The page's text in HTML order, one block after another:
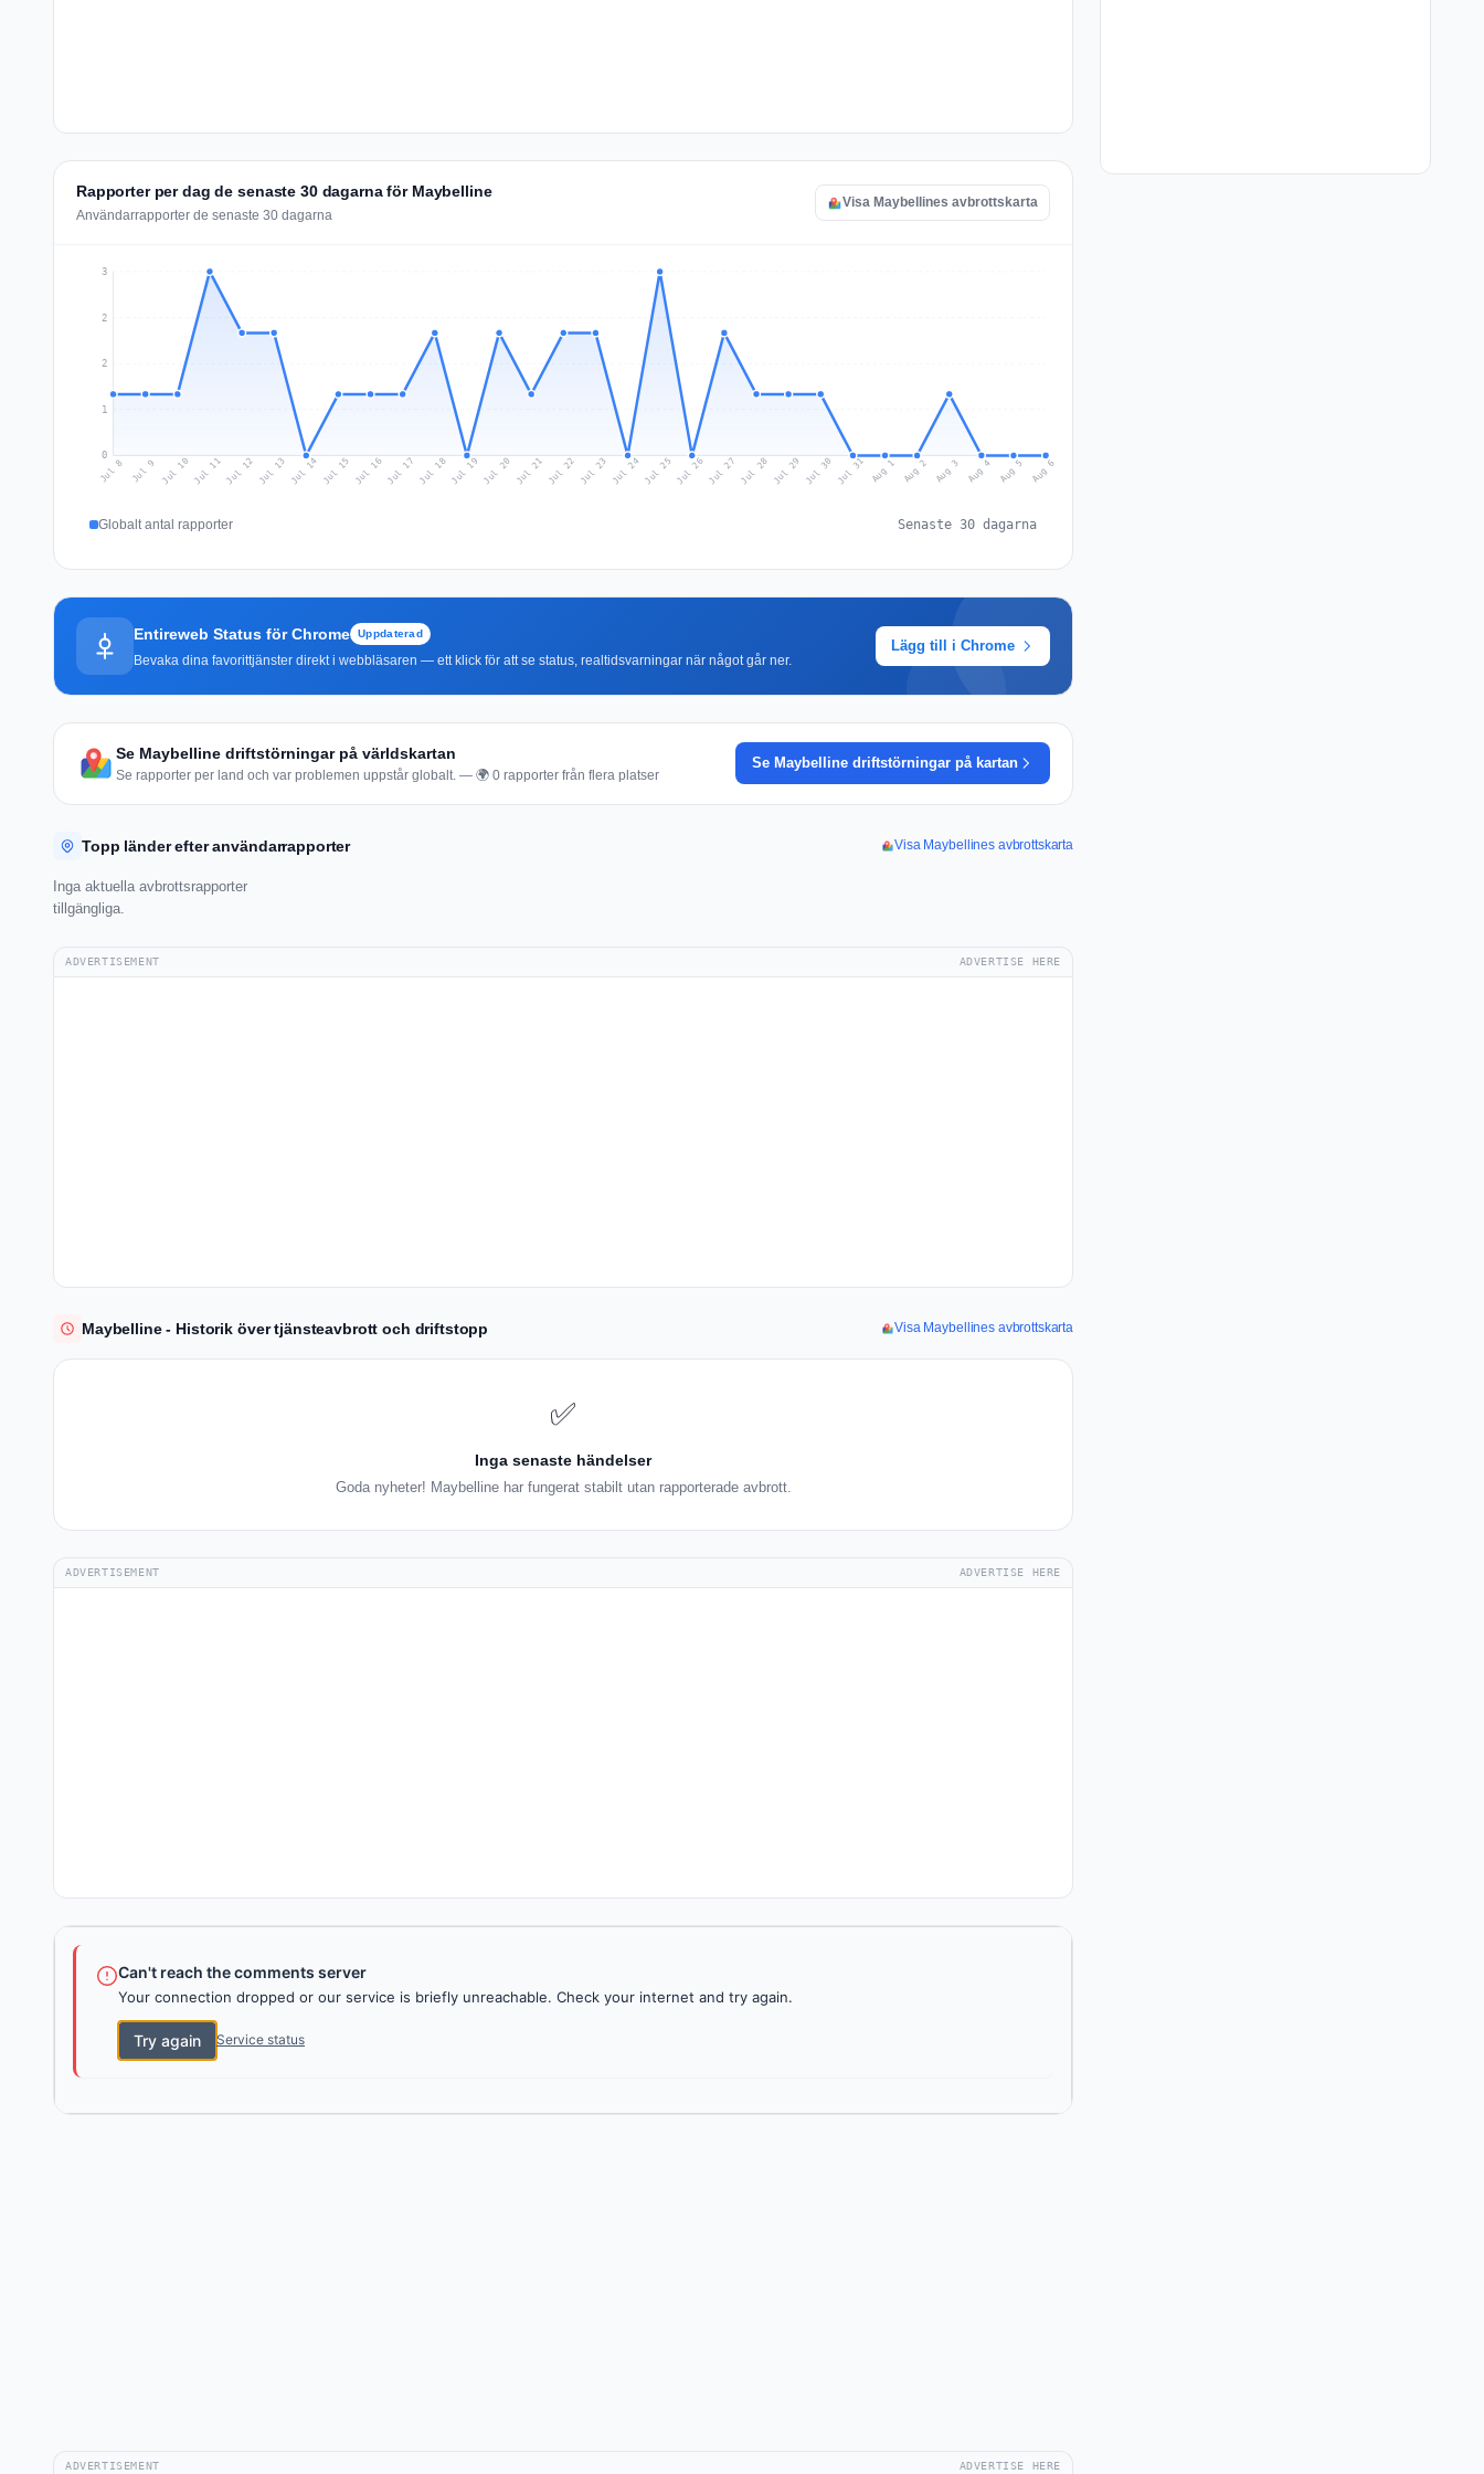
Rapporter per dag de senaste 30 dagarna för Maybelline
Användarrapporter de senaste 30 dagarna
Visa Maybellines avbrottskarta
0
1
2
2
3
Jul 8 Jul 9 Jul 10 Jul 11Jul 12 Jul 13 Jul 14 Jul 15 Jul 16Jul 17 Jul 18Jul 19 Jul 20 Jul 21 Jul 22 Jul 23 Jul 24Jul 25 Jul 26Jul 27 Jul 28 Jul 29 Jul 30 Jul 31 Aug 1 Aug 2 Aug 3 Aug 4 Aug 5 Aug 6
Globalt antal rapporter Senaste 30 dagarna
Entireweb Status för Chrome Uppdaterad
Bevaka dina favorittjänster direkt i webbläsaren — ett klick för att se status, realtidsvarningar när något går ner.
Lägg till i Chrome
Se Maybelline driftstörningar på världskartan
Se rapporter per land och var problemen uppstår globalt. — 🌍 0 rapporter från flera platser
Se Maybelline driftstörningar på kartan
Topp länder efter användarrapporter Visa Maybellines avbrottskarta
Inga aktuella avbrottsrapporter
tillgängliga.
ADVERTISEMENT ADVERTISE HERE
Maybelline - Historik över tjänsteavbrott och driftstopp Visa Maybellines avbrottskarta
✅
Inga senaste händelser
Goda nyheter! Maybelline har fungerat stabilt utan rapporterade avbrott.
ADVERTISEMENT ADVERTISE HERE
Can't reach the comments server
Your connection dropped or our service is briefly unreachable. Check your internet and try again.
Try again Service status
ADVERTISEMENT ADVERTISE HERE